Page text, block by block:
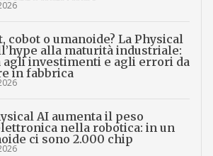
cobot o umanoide? La Physical
alla maturità industriale:
agli investimenti e agli errori da
in fabbrica
AI aumenta il peso
nella robotica: in un
ci sono 2.000 chip